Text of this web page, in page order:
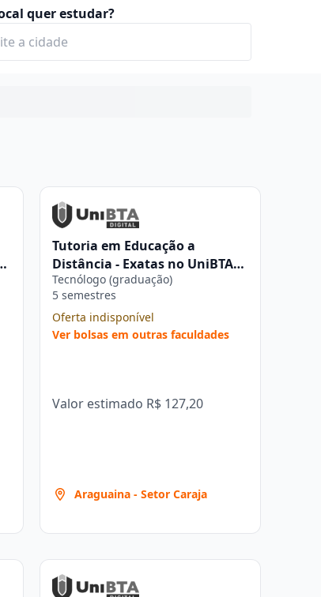
quer estudar?
Tutoria em Educação a
Distância - Exatas no UniBTA
Digital
Tecnólogo (graduação)
5 semestres
Oferta indisponível
Ver bolsas em outras faculdades
Valor estimado R$ 127,20
Araguaina - Setor Caraja